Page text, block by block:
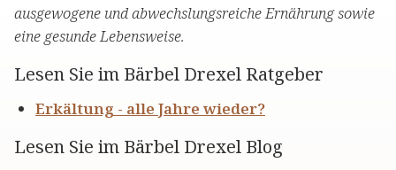
ausgewogene und abwechslungsreiche Ernährung sowie
eine gesunde Lebensweise.
Lesen Sie im Bärbel Drexel Ratgeber
Erkältung - alle Jahre wieder?
Lesen Sie im Bärbel Drexel Blog